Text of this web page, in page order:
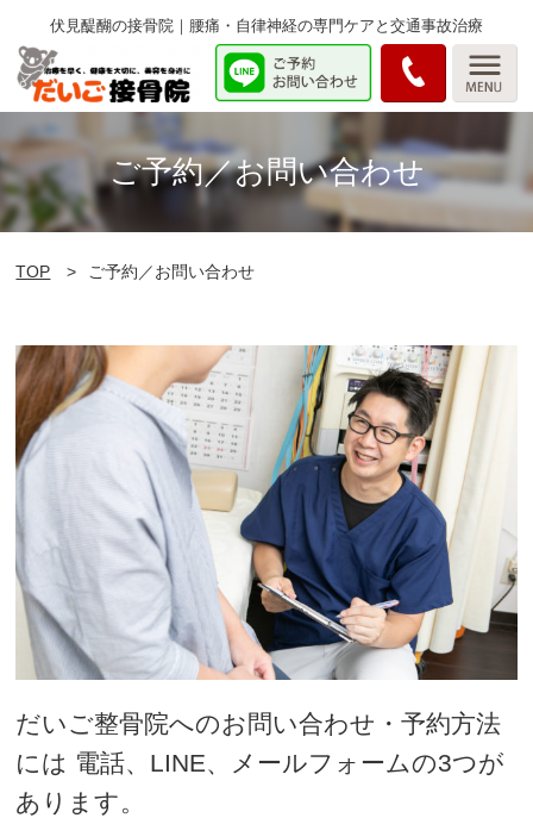
伏見醍醐の接骨院｜腰痛・自律神経の専門ケアと交通事故治療
ご予約／お問い合わせ
TOP ご予約／お問い合わせ
だいご整骨院へのお問い合わせ・予約方法
には 電話、LINE、メールフォームの3つが
あります。